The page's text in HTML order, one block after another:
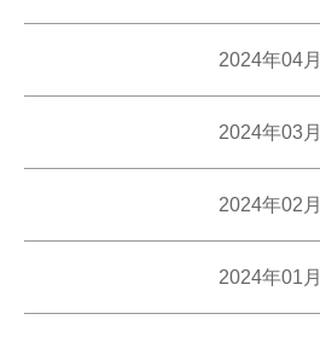
2024年04月
2024年03月
2024年02月
2024年01月